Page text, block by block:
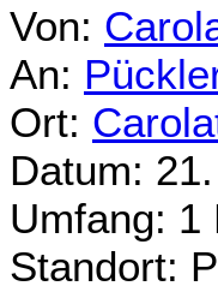
Von:
An:
Ort:
Datum:
Umfang: 1
Standort: